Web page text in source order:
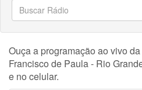
Ouça a programação ao vivo
Francisco de Paula - Rio
e no celular.